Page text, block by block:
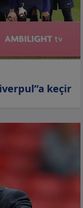
keçir